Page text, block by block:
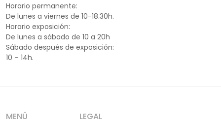
Horario permanente:
De lunes a viernes de 10-18.30h.
Horario exposición:
De lunes a sábado de 10 a 20h
Sábado después de exposición:
10 – 14h.
MENÚ LEGAL